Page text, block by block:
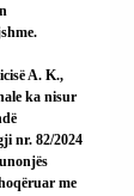
A. K.,
ka nisur
nr. 82/2024
me